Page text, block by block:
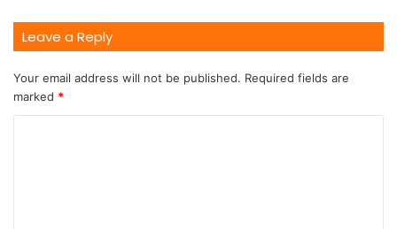
Leave a Reply
Your email address will not be published. Required fields are
marked *